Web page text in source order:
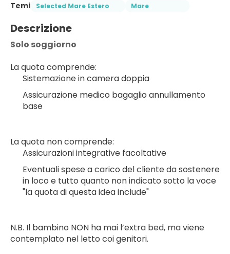
Temi
Selected Mare Estero Mare
Descrizione
Solo soggiorno
La quota comprende:
Sistemazione in camera doppia
Assicurazione medico bagaglio annullamento
base
La quota non comprende:
Assicurazioni integrative facoltative
Eventuali spese a carico del cliente da sostenere
in loco e tutto quanto non indicato sotto la voce
"la quota di questa idea include"
N.B. Il bambino NON ha mai l’extra bed, ma viene
contemplato nel letto coi genitori.